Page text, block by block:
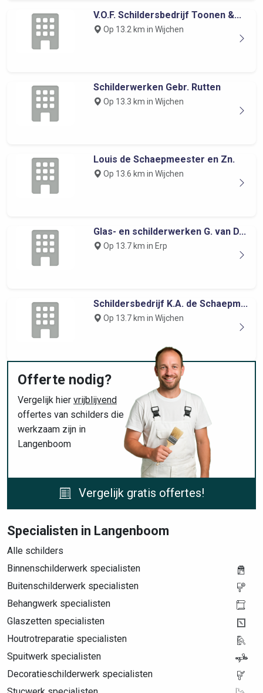
V.O.F. Schildersbedrijf Toonen &...
Op 13.2 km in Wijchen
Schilderwerken Gebr. Rutten
Op 13.3 km in Wijchen
Louis de Schaepmeester en Zn.
Op 13.6 km in Wijchen
Glas- en schilderwerken G. van D...
Op 13.7 km in Erp
Schildersbedrijf K.A. de Schaepm...
Op 13.7 km in Wijchen
Offerte nodig?
Vergelijk hier vrijblijvend
offertes van schilders die
werkzaam zijn in
Langenboom
Vergelijk gratis offertes!
Specialisten in Langenboom
Alle schilders
Binnenschilderwerk specialisten
Buitenschilderwerk specialisten
Behangwerk specialisten
Glaszetten specialisten
Houtrotreparatie specialisten
Spuitwerk specialisten
Decoratieschilderwerk specialisten